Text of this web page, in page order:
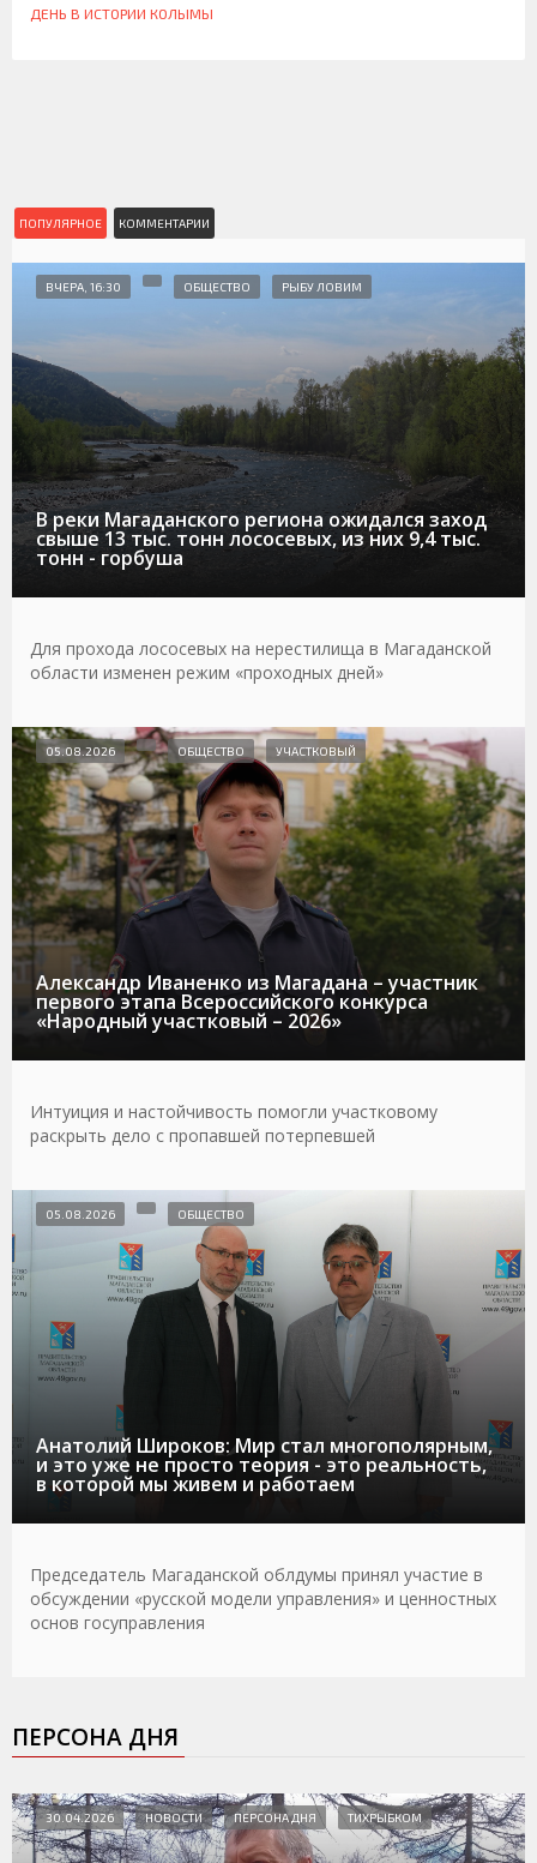
ДЕНЬ В ИСТОРИИ КОЛЫМЫ
ПОПУЛЯРНОЕ КОММЕНТАРИИ
В реки Магаданского региона ожидался заход
свыше 13 тыс. тонн лососевых, из них 9,4 тыс.
тонн - горбуша
ВЧЕРА, 16:30 ОБЩЕСТВО РЫБУ ЛОВИМ
Для прохода лососевых на нерестилища в Магаданской
области изменен режим «проходных дней»
Александр Иваненко из Магадана – участник
первого этапа Всероссийского конкурса
«Народный участковый – 2026»
05.08.2026 ОБЩЕСТВО УЧАСТКОВЫЙ
Интуиция и настойчивость помогли участковому
раскрыть дело с пропавшей потерпевшей
Анатолий Широков: Мир стал многополярным,
и это уже не просто теория - это реальность,
в которой мы живем и работаем
05.08.2026 ОБЩЕСТВО
Председатель Магаданской облдумы принял участие в
обсуждении «русской модели управления» и ценностных
основ госуправления
ПЕРСОНА ДНЯ
30.04.2026 НОВОСТИ ПЕРСОНА ДНЯ ТИХРЫБКОМ